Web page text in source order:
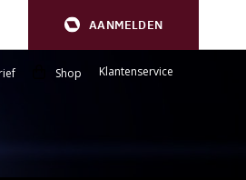
AANMELDEN
Shop Klantenservice